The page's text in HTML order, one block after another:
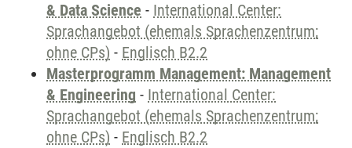
& Data Science - International Center:
Sprachangebot (ehemals Sprachenzentrum;
ohne CPs) - Englisch B2.2
Masterprogramm Management: Management
& Engineering - International Center:
Sprachangebot (ehemals Sprachenzentrum;
ohne CPs) - Englisch B2.2